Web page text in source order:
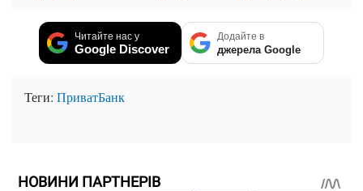
Читайте нас у
Google Discover
Додайте в
джерела Google
Теги: ПриватБанк
НОВИНИ ПАРТНЕРІВ